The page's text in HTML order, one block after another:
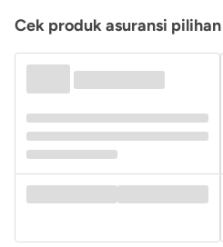
Cek produk asuransi